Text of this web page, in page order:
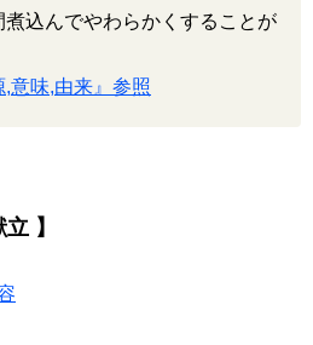
込んでやわらかくすることが
,意味,由来』参照
】